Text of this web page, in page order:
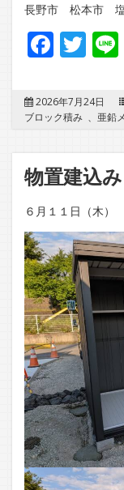
長野市 松本市
2026年7月24日
ブロック積み 、 亜鉛
物置建込み
６月１１日（木）